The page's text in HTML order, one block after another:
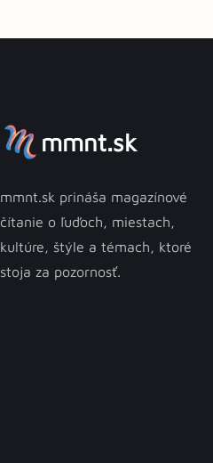
mmnt.sk
mmnt.sk prináša magazínové
čítanie o ľuďoch, miestach,
kultúre, štýle a témach, ktoré
stoja za pozornosť.